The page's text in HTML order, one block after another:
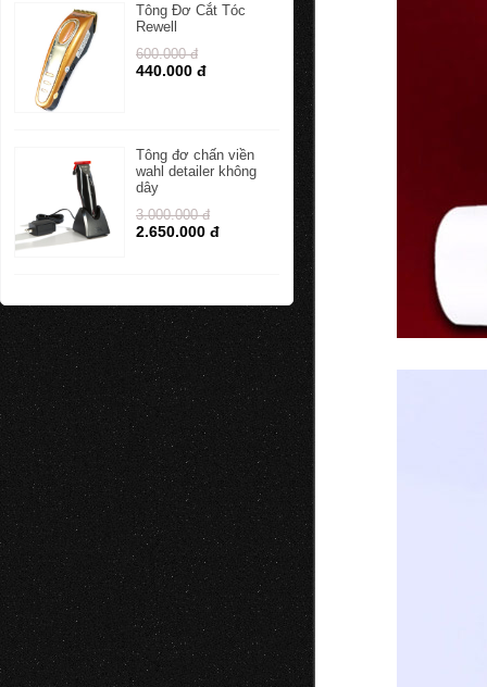
Tông Đơ Cắt Tóc
Rewell
600.000 đ
440.000 đ
Tông đơ chấn viền
wahl detailer không
dây
3.000.000 đ
2.650.000 đ